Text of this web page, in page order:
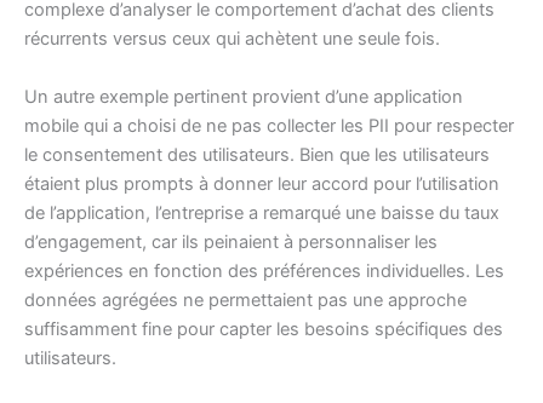
complexe d’analyser le comportement d’achat des clients
récurrents versus ceux qui achètent une seule fois.
Un autre exemple pertinent provient d’une application
mobile qui a choisi de ne pas collecter les PII pour respecter
le consentement des utilisateurs. Bien que les utilisateurs
étaient plus prompts à donner leur accord pour l’utilisation
de l’application, l’entreprise a remarqué une baisse du taux
d’engagement, car ils peinaient à personnaliser les
expériences en fonction des préférences individuelles. Les
données agrégées ne permettaient pas une approche
suffisamment fine pour capter les besoins spécifiques des
utilisateurs.